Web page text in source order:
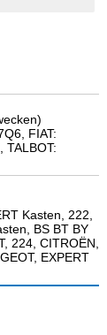
FIAT:
TALBOT:
Kasten, 222,
BS BT BY
224, CITROËN,
EXPERT